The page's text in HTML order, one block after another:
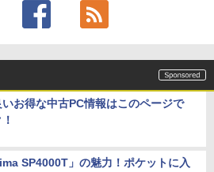
お得な中古PC情報はこのページで
SP4000T」の魅力！ポケットに入